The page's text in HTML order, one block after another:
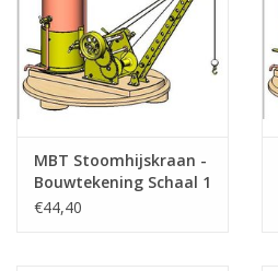
MBT Stoomhijskraan -
Bouwtekening Schaal 1
: N/A (60.06.004/A)
€44,40